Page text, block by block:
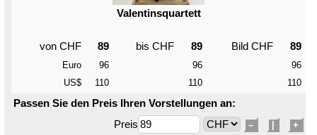
Valentinsquartett
von CHF 89 bis CHF 89 Bild CHF 89
Euro 96 96
96
US$
110 110 110
Passen Sie den Preis Ihren Vorstellungen an:
Preis
– +